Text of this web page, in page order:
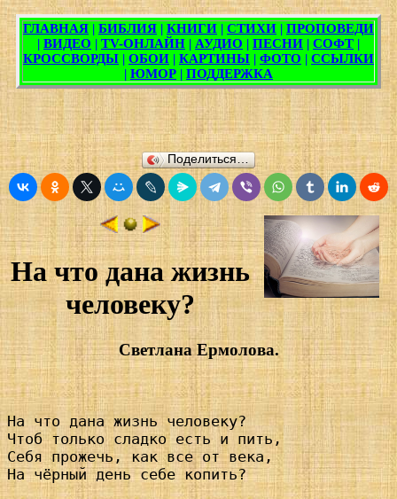
Поделиться…
На что дана жизнь
человеку?
Светлана Ермолова.
На что дана жизнь человеку?
Чтоб только сладко есть и пить,
Себя прожечь, как все от века,
На чёрный день себе копить?